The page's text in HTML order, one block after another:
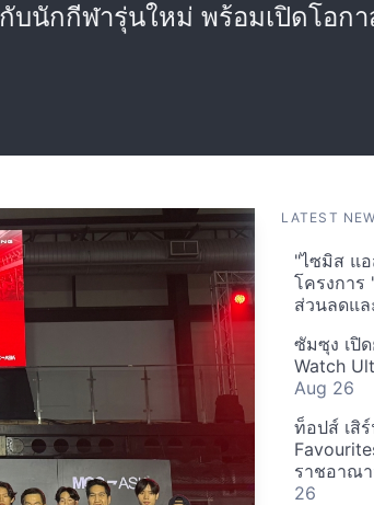
บนักกีฬารุ่นใหม่ พร้อมเปิดโอก
LATEST
"ไซมิส แ
โครงการ
ส่วนลดแ
ซัมซุง เปิ
Watch
Aug 26
ท็อปส์ เสิ
ราชอาณ
26